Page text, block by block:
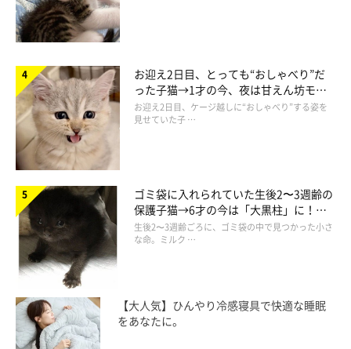
カニちゃんはどんなコ？
お迎え2日目、とっても“おしゃべり”だ
った子猫→1才の今、夜は甘えん坊モー
ドになるコに成長！
お迎え2日目、ケージ越しに“おしゃべり”する姿を
見せていた子 …
ゴミ袋に入れられていた生後2〜3週齢の
保護子猫→6才の今は「大黒柱」に！
美しい黒猫に成長した姿にグッとくる
生後2〜3週齢ごろに、ゴミ袋の中で見つかった小さ
な命。ミルク …
【大人気】ひんやり冷感寝具で快適な睡眠
をあなたに。